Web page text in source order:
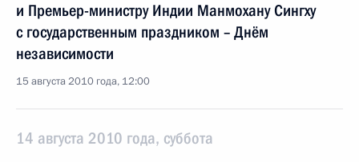
и Премьер-министру Индии Манмохану Сингху
с государственным праздником – Днём
независимости
15 августа 2010 года, 12:00
14 августа 2010 года, суббота